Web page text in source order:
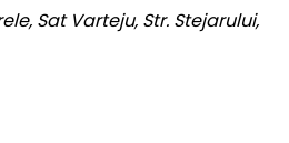
Sat Varteju, Str. Stejarului,